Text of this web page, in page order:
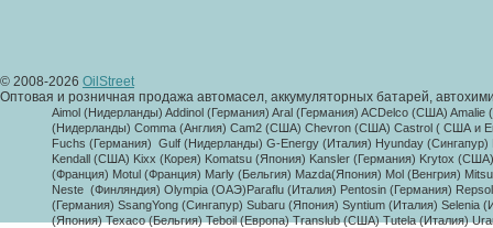
© 2008-2026 OilStreet
Оптовая и розничная продажа автомасел, аккумуляторных батарей,
Aimol (Нидерланды) Addinol (Германия) Aral (Германия) ACDelco (США)
(Нидерланды) Comma (Англия) Cam2 (США) Chevron (США) Castrol ( США и
Fuchs (Германия) Gulf (Нидерланды) G-Energy (Италия) Hyunday
Kendall (США) Kixx (Корея) Komatsu (Япония) Kansler (Германия) Krytox
(Франция) Motul (Франция) Marly (Бельгия) Mazda(Япония) Mol (Венгрия)
Neste (Финляндия) Olympia (ОАЭ)Paraflu (Италия) Pentosin (Германия)
(Германия) SsangYong (Сингапур) Subaru (Япония) Syntium (Италия) Selenia
(Япония) Texaco (Бельгия) Teboil (Европа) Translub (США) Tutela (Италия)